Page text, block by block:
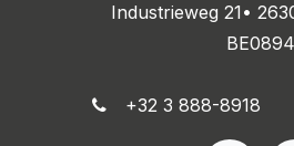
Industrieweg 21•
+32 3 888-8918